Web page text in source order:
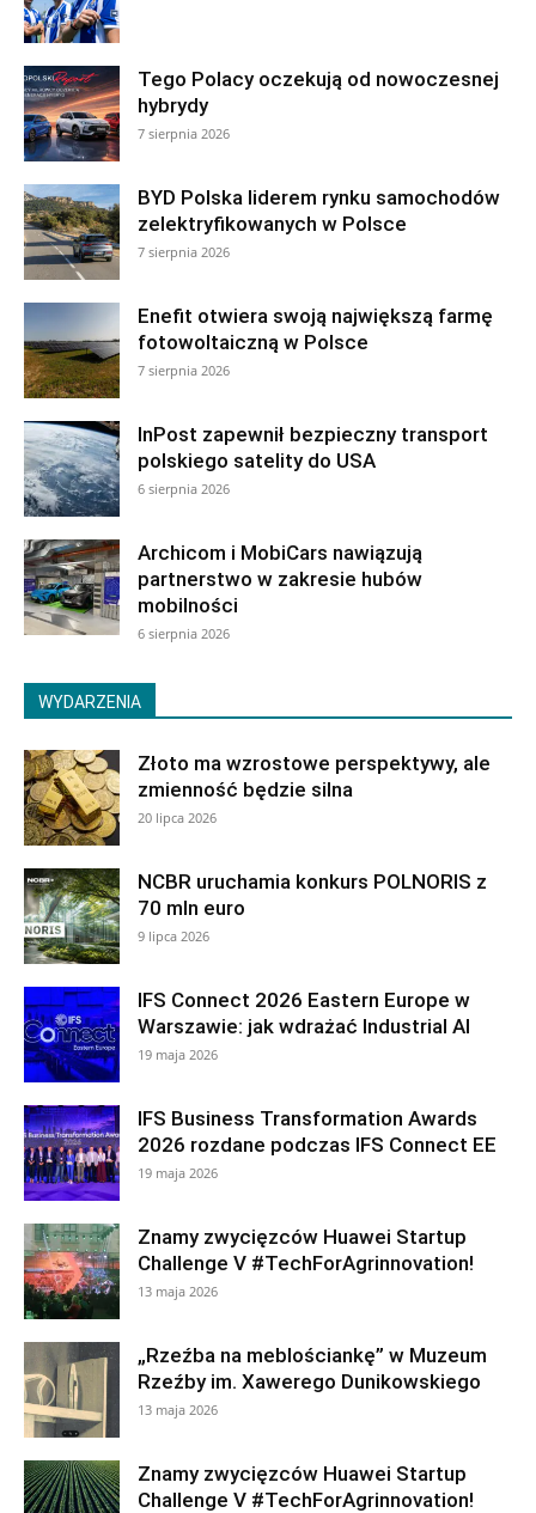
Tego Polacy oczekują od nowoczesnej
hybrydy
7 sierpnia 2026
BYD Polska liderem rynku samochodów
zelektryfikowanych w Polsce
7 sierpnia 2026
Enefit otwiera swoją największą farmę
fotowoltaiczną w Polsce
7 sierpnia 2026
InPost zapewnił bezpieczny transport
polskiego satelity do USA
6 sierpnia 2026
Archicom i MobiCars nawiązują
partnerstwo w zakresie hubów
mobilności
6 sierpnia 2026
WYDARZENIA
Złoto ma wzrostowe perspektywy, ale
zmienność będzie silna
20 lipca 2026
NCBR uruchamia konkurs POLNORIS z
70 mln euro
9 lipca 2026
IFS Connect 2026 Eastern Europe w
Warszawie: jak wdrażać Industrial AI
19 maja 2026
IFS Business Transformation Awards
2026 rozdane podczas IFS Connect EE
19 maja 2026
Znamy zwycięzców Huawei Startup
Challenge V #TechForAgrinnovation!
13 maja 2026
„Rzeźba na meblościankę” w Muzeum
Rzeźby im. Xawerego Dunikowskiego
13 maja 2026
Znamy zwycięzców Huawei Startup
Challenge V #TechForAgrinnovation!